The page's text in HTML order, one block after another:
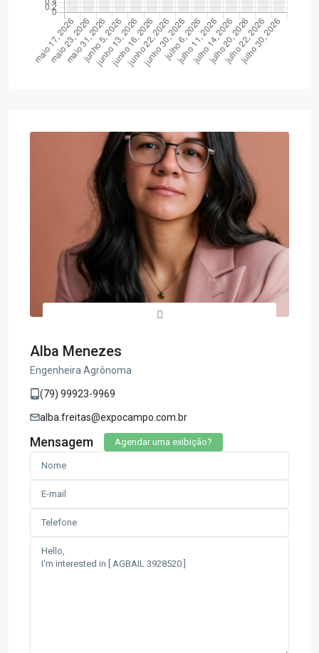
Alba Menezes
Engenheira Agrônoma
(79) 99923-9969
alba.freitas@expocampo.com.br
Mensagem Agendar uma exibição?